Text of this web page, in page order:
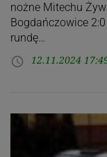
nożne Mitechu
Bogdańczowice
rundę…
access_time 12.11.2024